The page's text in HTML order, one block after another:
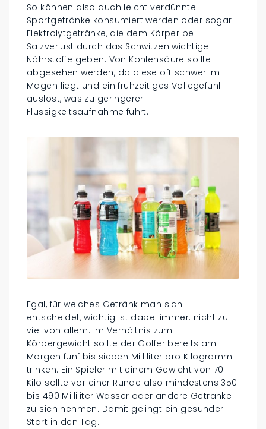
So können also auch leicht verdünnte
Sportgetränke konsumiert werden oder sogar
Elektrolytgetränke, die dem Körper bei
Salzverlust durch das Schwitzen wichtige
Nährstoffe geben. Von Kohlensäure sollte
abgesehen werden, da diese oft schwer im
Magen liegt und ein frühzeitiges Völlegefühl
auslöst, was zu geringerer
Flüssigkeitsaufnahme führt.
Egal, für welches Getränk man sich
entscheidet, wichtig ist dabei immer: nicht zu
viel von allem. Im Verhältnis zum
Körpergewicht sollte der Golfer bereits am
Morgen fünf bis sieben Milliliter pro Kilogramm
trinken. Ein Spieler mit einem Gewicht von 70
Kilo sollte vor einer Runde also mindestens 350
bis 490 Milliliter Wasser oder andere Getränke
zu sich nehmen. Damit gelingt ein gesunder
Start in den Tag.